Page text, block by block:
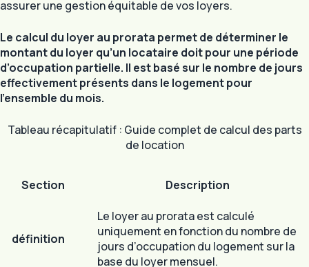
assurer une gestion équitable de vos loyers.
Le calcul du loyer au prorata permet de déterminer le
montant du loyer qu’un locataire doit pour une période
d’occupation partielle. Il est basé sur le nombre de jours
effectivement présents dans le logement pour
l’ensemble du mois.
Tableau récapitulatif : Guide complet de calcul des parts
de location
Section Description
définition
Le loyer au prorata est calculé
uniquement en fonction du nombre de
jours d’occupation du logement sur la
base du loyer mensuel.